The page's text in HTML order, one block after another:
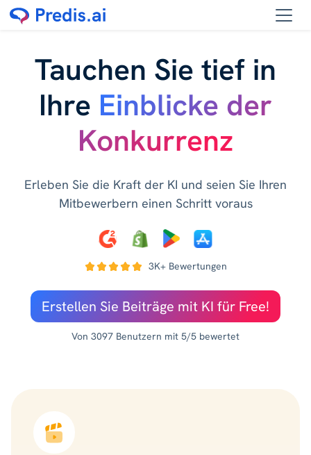
Tauchen Sie tief in
Ihre Einblicke der
Konkurrenz
Erleben Sie die Kraft der KI und seien Sie Ihren
Mitbewerbern einen Schritt voraus
3K+ Bewertungen
Erstellen Sie Beiträge mit KI für Free!
Von 3097 Benutzern mit 5/5 bewertet